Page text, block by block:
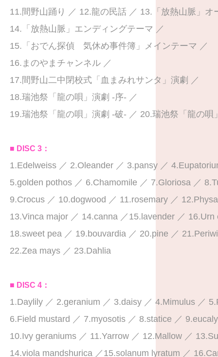
11.間野山踊り ／ 12.龍の民話 ／ 13.「放熱山脈」オ
14.「放熱山脈」エンディングテーマ ／
15.「おでん探偵 気休め事件簿」メインテーマ ／
16.まのやまチャンネル ／
17.間野山二中閉校式「血まみれサンタ」演劇 ／
18.瑞池祭「龍の唄」演劇 ‐序‐ ／
19.瑞池祭「龍の唄」演劇 ‐破‐ ／ 20.瑞池祭「龍の唄
■ DISC 3：
1.Edelweiss ／ 2.Oleander ／ 3.pansy ／
5.golden pothos ／ 6.Chamomile ／ 7.Gloriosa ／
9.Crocus ／ 10.dogwood ／ 11.rosemary ／
13.Vinca major ／ 14.canna ／15.lavender ／
18.sweet pea ／ 19.bouvardia ／ 20.pine ／
22.Zea mays ／ 23.Dahlia
■ DISC 4：
1.Daylily ／ 2.geranium ／ 3.daisy ／ 4.Mimulus ／
6.Field mustard ／ 7.myosotis ／ 8.statice ／
10.Ivy geraniums ／ 11.Yarrow ／ 12.Mallow ／
14.viola mandshurica ／15.solanum lyratum ／